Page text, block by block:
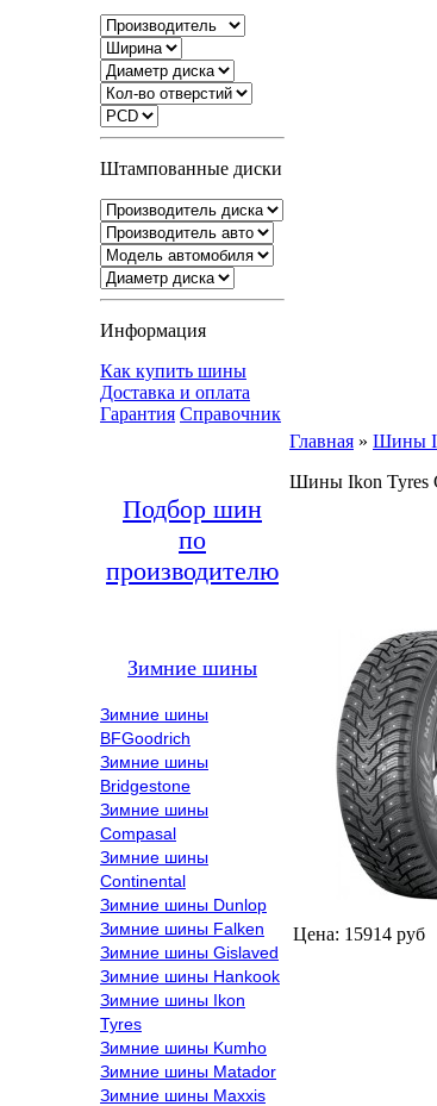
Штампованные диски
Информация
Как купить шины
Доставка и оплата
Гарантия Справочник
Подбор шин
по
производителю
Зимние шины
Зимние шины
BFGoodrich
Зимние шины
Bridgestone
Зимние шины
Compasal
Зимние шины
Continental
Зимние шины Dunlop
Зимние шины Falken
Зимние шины Gislaved
Зимние шины Hankook
Зимние шины Ikon
Tyres
Зимние шины Kumho
Зимние шины Matador
Зимние шины Maxxis
Главная » Шины
Шины Ikon Tyres
Цена: 15914 руб